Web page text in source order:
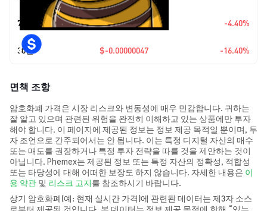
7일 $-0.00000011 -4.40%
30일 $-0.00000047 -16.40%
면책 조항
암호화폐 가격은 시장 리스크와 변동성에 매우 민감합니다. 귀하는
잘 알고 있으며 관련된 위험을 완전히 이해하고 있는 상품에만 투자
해야 합니다. 이 페이지에 제공된 정보는 정보 제공 목적일 뿐이며, 투
자 조언으로 간주되어서는 안 됩니다. 이는 특정 디지털 자산의 매수
또는 매도를 권장하거나 특정 투자 전략을 따를 것을 제안하는 것이
아닙니다. Phemex는 제공된 정보 또는 특정 자산의 정확성, 적합성
또는 타당성에 대해 어떠한 보장도 하지 않습니다. 자세한 내용은 이
용 약관 및 리스크 고지를 참조하시기 바랍니다.
상기 암호화폐(예: 현재 실시간 가격)에 관련된 데이터는 제3자 소스
로부터 제공된 것입니다. 본 데이터는 정보 제공 목적에 한해 “있는